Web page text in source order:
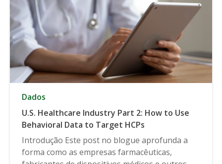
Dados
U.S. Healthcare Industry Part 2: How to Use
Behavioral Data to Target HCPs
Introdução Este post no blogue aprofunda a
forma como as empresas farmacêuticas,